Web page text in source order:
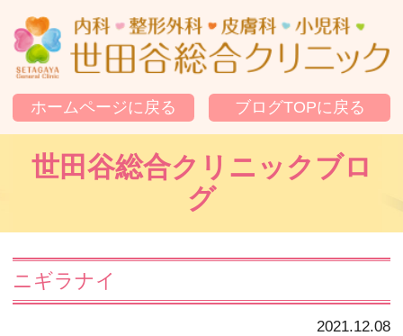
ホームページに戻る ブログTOPに戻る
世田谷総合クリニックブロ
グ
ニギラナイ
2021.12.08